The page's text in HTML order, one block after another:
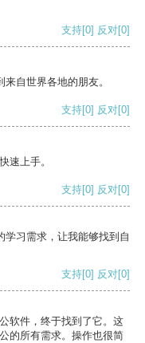
支持[0] 反对[0]
自世界各地的朋友。
支持[0] 反对[0]
速上手。
支持[0] 反对[0]
学习需求，让我能够找到自
支持[0] 反对[0]
软件，终于找到了它。这
的所有需求。操作也很简